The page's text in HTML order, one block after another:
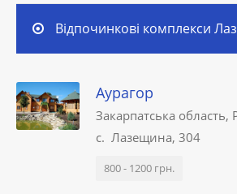
Відпочинкові комплекси
Аурагор
Закарпатська область,
с. Лазещина, 304
800 - 1200 грн.